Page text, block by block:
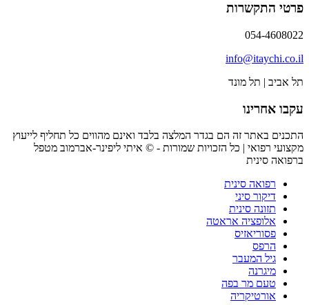
פרטי התקשרות
054-4608022
info@itaychi.co.il
תל אביב | תל מונד
עקבו אחרינו
התכנים באתר זה הם בגדר המלצה בלבד ואינם מהווים כל תחליף לייעוץ
מקצועי רפואי | כל הזכויות שמורות - © איתי ליפינר-אברמוב מטפל
ברפואה סינית
רפואה סינית
דיקור סיני
תזונה סינית
אלופציה אראטה
פסוריאזיס
הרפס
גיל המעבר
מיגרנה
טעם מר בפה
אורטיקריה